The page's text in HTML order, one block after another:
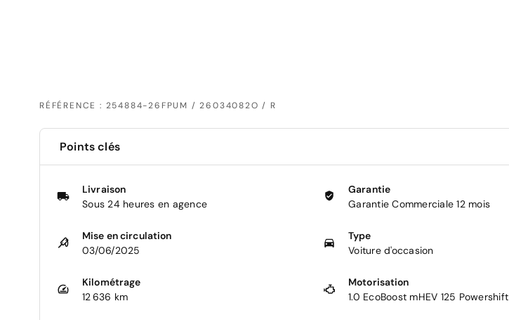
RÉFÉRENCE : 254884-26FPUM / 26034082O / R
Points clés
Livraison
Sous 24 heures en agence
Garantie
Garantie Commerciale 12 mois
Mise en circulation
03/06/2025
Type
Voiture d'occasion
Kilométrage
12 636 km
Motorisation
1.0 EcoBoost mHEV 125 Powershift